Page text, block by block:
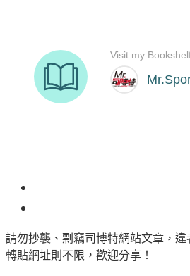
請勿抄襲、剽竊司博特網站文章，
轉貼網址則不限，歡迎分享！